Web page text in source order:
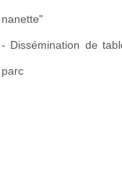
nanette"
- Dissémination de
parc